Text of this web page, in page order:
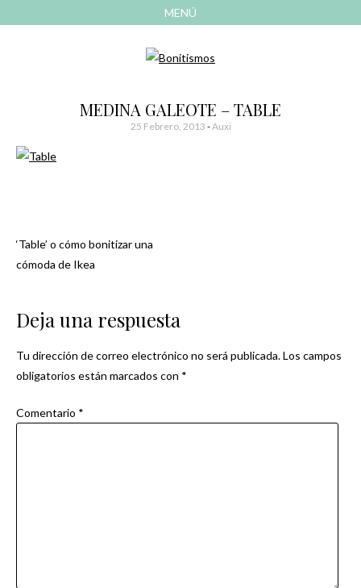
MENÚ
Bonitismos
MEDINA GALEOTE – TABLE
25 Febrero, 2013 -Auxi
Navegación
‘Table’ o cómo bonitizar una
cómoda de Ikea
Deja una respuesta
Tu dirección de correo electrónico no será publicada.Los campos
obligatorios están marcados con *
Comentario *